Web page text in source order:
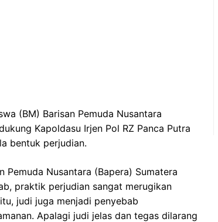
(BM) Barisan Pemuda Nusantara
Kapoldasu Irjen Pol RZ Panca Putra
bentuk perjudian.
Pemuda Nusantara (Bapera) Sumatera
praktik perjudian sangat merugikan
judi juga menjadi penyebab
Apalagi judi jelas dan tegas dilarang